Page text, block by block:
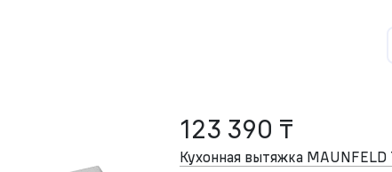
123 390 ₸
Кухонная вытяжка MAUNFELD